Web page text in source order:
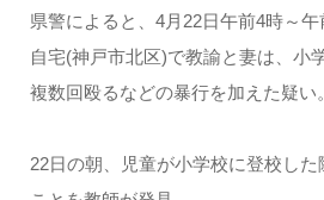
県警によると、4月22日午前4時～午
自宅(神戸市北区)で教諭と妻は、小
複数回殴るなどの暴行を加えた疑い。
22日の朝、児童が小学校に登校し